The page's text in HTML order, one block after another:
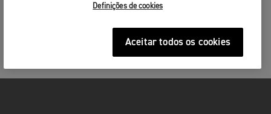
Definições de cookies
Aceitar todos os cookies